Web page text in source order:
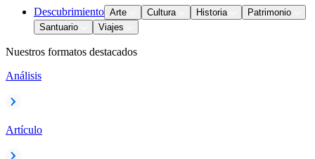
Descubrimiento Arte Cultura Historia
Patrimonio
Santuario
Viajes
Nuestros formatos destacados
Análisis
Artículo